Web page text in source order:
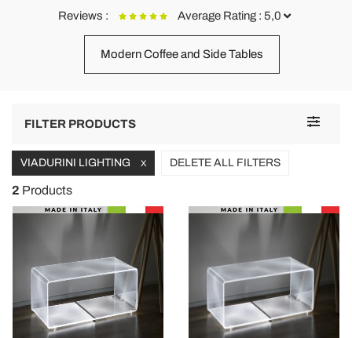
Reviews : Average Rating : 5,0
Modern Coffee and Side Tables
Toggle
FILTER PRODUCTS
VIADURINI LIGHTING X DELETE ALL FILTERS
2 Products